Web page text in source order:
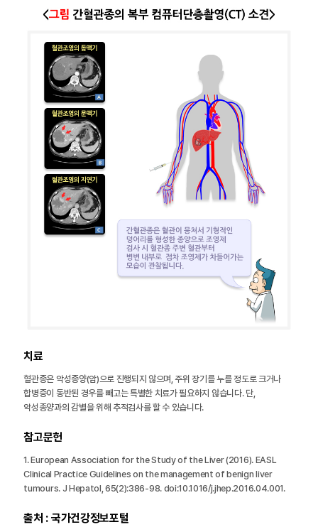
치료
혈관종은 악성종양(암)으로 진행되지 않으며, 주위 장기를 누를 정도로 크거나
합병증이 동반된 경우를 빼고는 특별한 치료가 필요하지 않습니다. 단,
악성종양과의 감별을 위해 추적검사를 할 수 있습니다.
참고문헌
1. European Association for the Study of the Liver (2016). EASL
Clinical Practice Guidelines on the management of benign liver
tumours. J Hepatol, 65(2):386-98. doi:10.1016/j.jhep.2016.04.001.
출처 : 국가건강정보포털